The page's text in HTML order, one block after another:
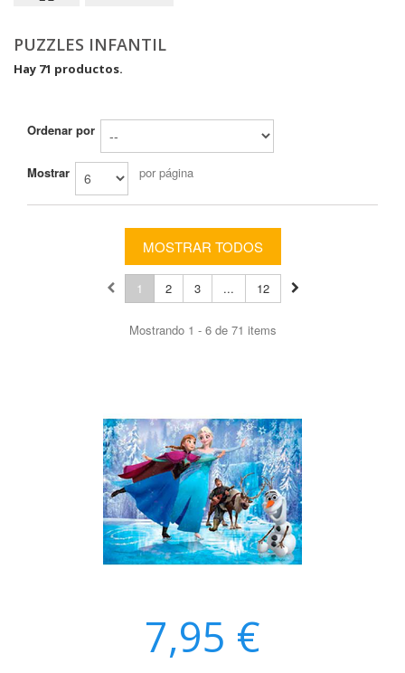
PUZZLES INFANTIL
Hay 71 productos.
Ordenar por
Mostrar por página
MOSTRAR TODOS
1 2 3 ... 12
Mostrando 1 - 6 de 71 items
7,95 €